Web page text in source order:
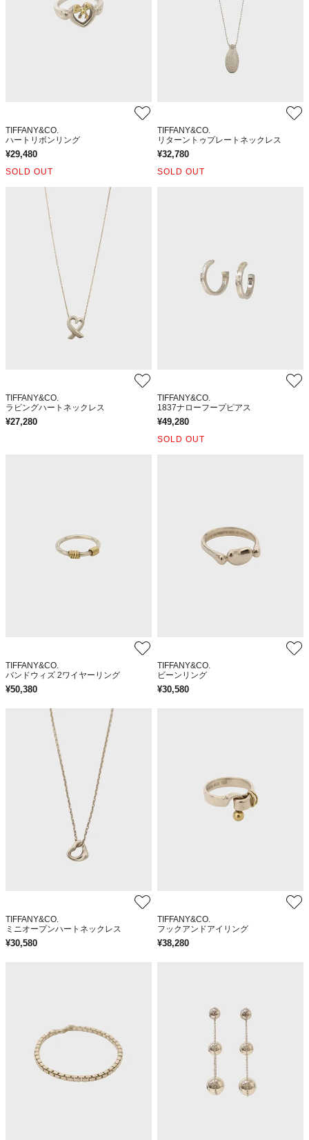
TIFFANY&CO.
ハートリボンリング
¥29,480
SOLD OUT
TIFFANY&CO.
リターントゥプレートネックレス
¥32,780
SOLD OUT
TIFFANY&CO.
ラビングハートネックレス
¥27,280
TIFFANY&CO.
1837ナローフープピアス
¥49,280
SOLD OUT
TIFFANY&CO.
バンドウィズ 2ワイヤーリング
¥50,380
TIFFANY&CO.
ビーンリング
¥30,580
TIFFANY&CO.
ミニオープンハートネックレス
¥30,580
TIFFANY&CO.
フックアンドアイリング
¥38,280